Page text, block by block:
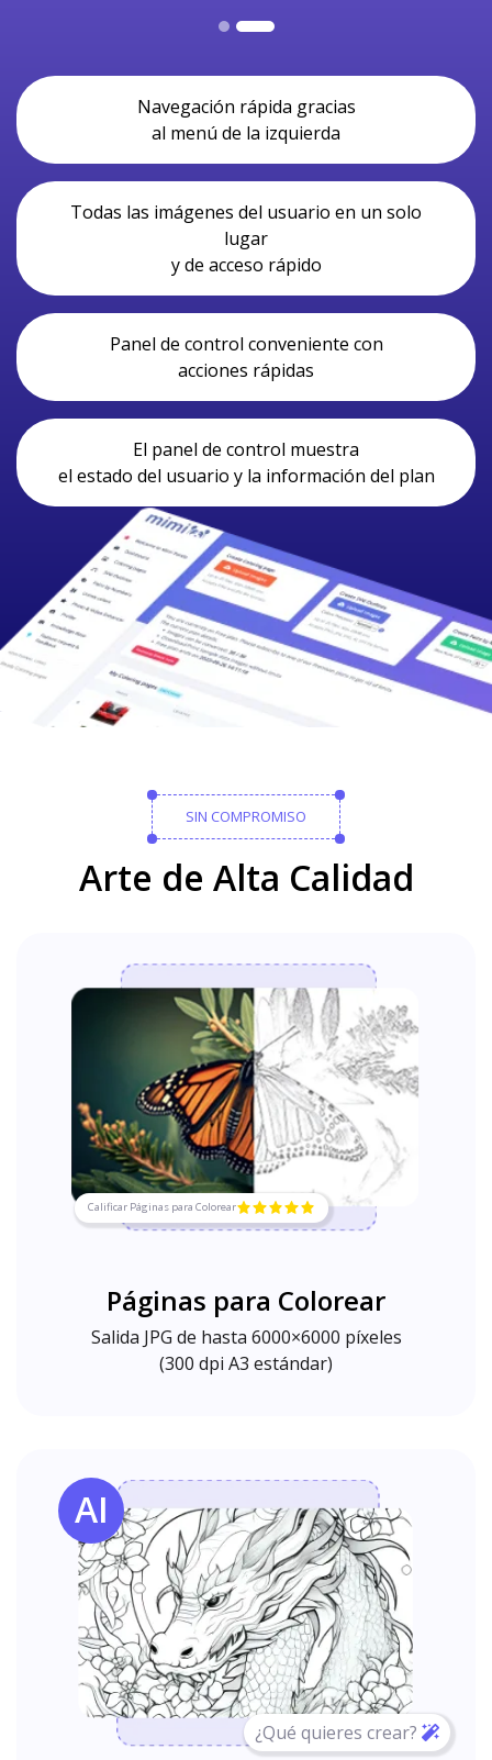
Navegación rápida gracias
al menú de la izquierda
Todas las imágenes del usuario en un solo
lugar
y de acceso rápido
Panel de control conveniente con
acciones rápidas
El panel de control muestra
el estado del usuario y la información del plan
SIN COMPROMISO
Arte de Alta Calidad
Calificar Páginas para Colorear
Páginas para Colorear
Salida JPG de hasta 6000×6000 píxeles
(300 dpi A3 estándar)
AI
¿Qué quieres crear?